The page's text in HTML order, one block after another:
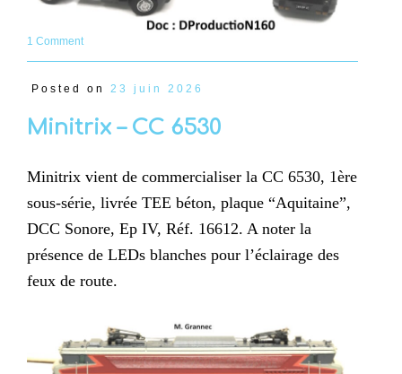
1 Comment
Posted on 23 juin 2026
Minitrix – CC 6530
Minitrix vient de commercialiser la CC 6530, 1ère
sous-série, livrée TEE béton, plaque “Aquitaine”,
DCC Sonore, Ep IV, Réf. 16612. A noter la
présence de LEDs blanches pour l’éclairage des
feux de route.